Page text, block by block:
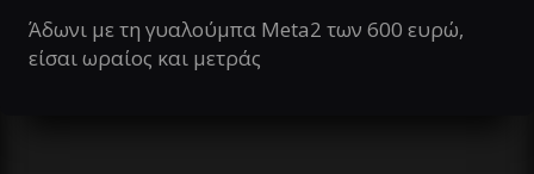
Άδωνι με τη γυαλούμπα Meta2 των 600 ευρώ,
είσαι ωραίος και μετράς